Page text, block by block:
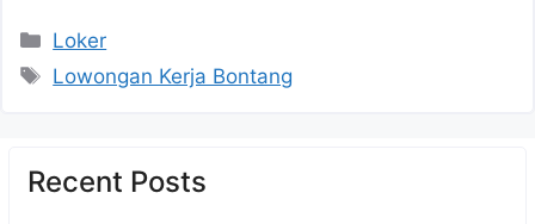
Kategori
Loker
Tag
Lowongan Kerja Bontang
Recent Posts